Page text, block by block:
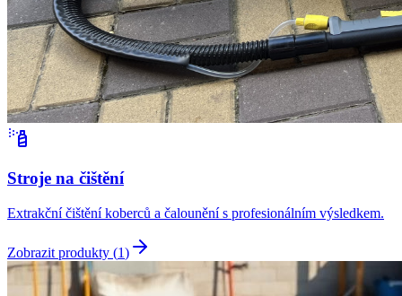
Stroje na čištění
Extrakční čištění koberců a čalounění s profesionálním výsledkem.
Zobrazit produkty (1)